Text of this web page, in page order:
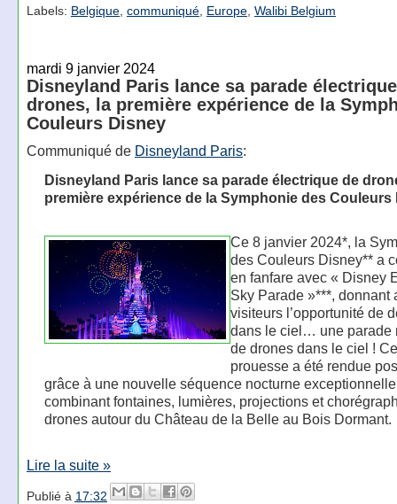
Labels: Belgique, communiqué, Europe, Walibi Belgium
mardi 9 janvier 2024
Disneyland Paris lance sa parade
drones, la première expérience de la
Couleurs Disney
Communiqué de Disneyland Paris:
Disneyland Paris lance sa parade électrique de
première expérience de la Symphonie des Couleurs
Ce 8 janvier 2024*, la
des Couleurs Disney** a
en fanfare avec « Disney
Sky Parade »***, donnant
visiteurs l’opportunité de
dans le ciel… une parade
de drones dans le ciel !
prouesse a été rendue
grâce à une nouvelle séquence nocturne exceptionnelle
combinant fontaines, lumières, projections et
drones autour du Château de la Belle au Bois Dormant.
Lire la suite »
Publié à 17:32